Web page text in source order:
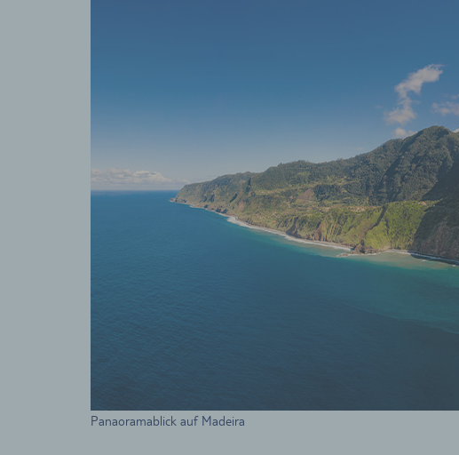
Panaoramablick auf Madeira